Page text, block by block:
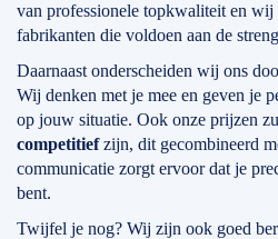
van professionele topkwaliteit en wij
fabrikanten die voldoen aan de
Daarnaast onderscheiden wij ons
Wij denken met je mee en geven je
op jouw situatie. Ook onze prijzen
competitiefzijn, dit gecombineerd
communicatie zorgt ervoor dat je
bent.
Twijfel je nog? Wij zijn ook goed